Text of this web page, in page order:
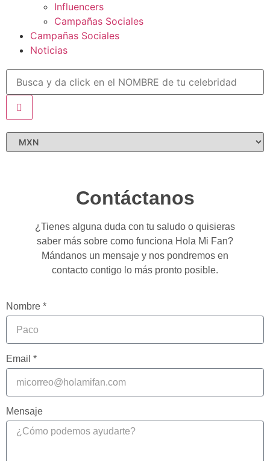
Influencers
Campañas Sociales
Campañas Sociales
Noticias
Contáctanos
¿Tienes alguna duda con tu saludo o quisieras
saber más sobre como funciona Hola Mi Fan?
Mándanos un mensaje y nos pondremos en
contacto contigo lo más pronto posible.
Nombre *
Email *
Mensaje